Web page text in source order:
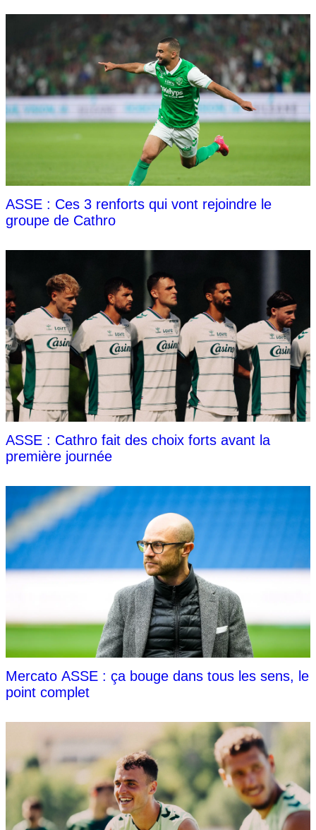
ASSE : Ces 3 renforts qui vont rejoindre le
groupe de Cathro
ASSE : Cathro fait des choix forts avant la
première journée
Mercato ASSE : ça bouge dans tous les sens, le
point complet